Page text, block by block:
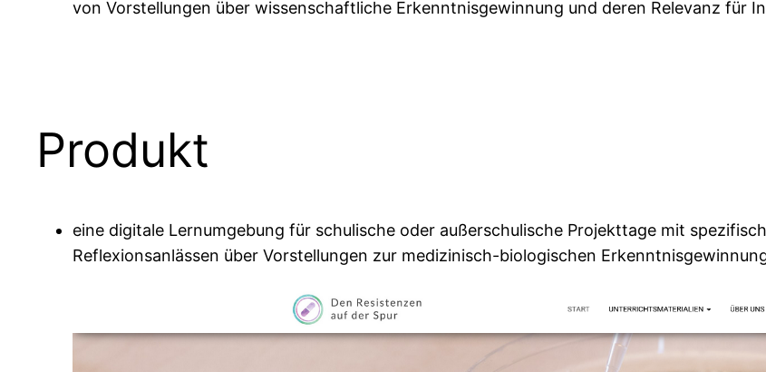
von Vorstellungen über wissenschaftliche Erkenntnisgewinnung und deren Relevanz für
Produkt
eine digitale Lernumgebung für schulische oder außerschulische Projekttage mit
Reflexionsanlässen über Vorstellungen zur medizinisch-biologischen